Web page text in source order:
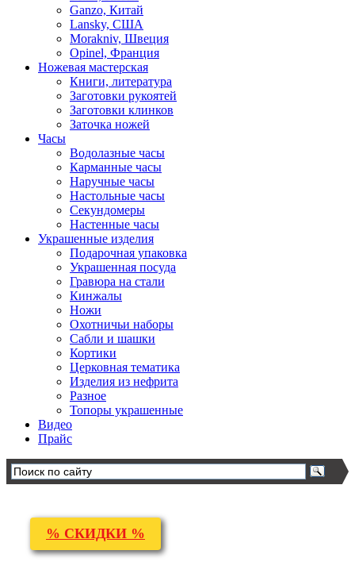
Ganzo, Китай
Lansky, США
Morakniv, Швеция
Opinel, Франция
Ножевая мастерская
Книги, литература
Заготовки рукоятей
Заготовки клинков
Заточка ножей
Часы
Водолазные часы
Карманные часы
Наручные часы
Настольные часы
Секундомеры
Настенные часы
Украшенные изделия
Подарочная упаковка
Украшенная посуда
Гравюра на стали
Кинжалы
Ножи
Охотничьи наборы
Сабли и шашки
Кортики
Церковная тематика
Изделия из нефрита
Разное
Топоры украшенные
Видео
Прайс
% СКИДКИ %